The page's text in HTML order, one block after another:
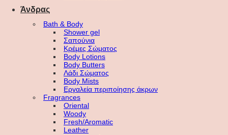
Άνδρας
Bath & Body
Shower gel
Σαπούνια
Κρέμες Σώματος
Body Lotions
Body Butters
Λάδι Σώματος
Body Mists
Εργαλεία περιποίησης άκρων
Fragrances
Oriental
Woody
Fresh/Aromatic
Leather